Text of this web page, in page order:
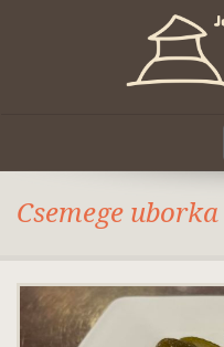
Csemege uborka